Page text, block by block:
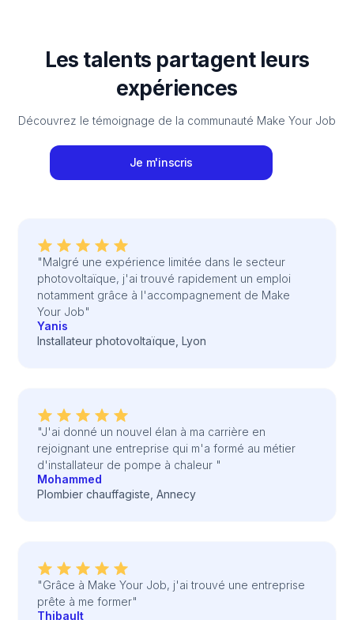
Les talents partagent leurs
expériences
Découvrez le témoignage de la communauté Make Your Job
Je m'inscris
"Malgré une expérience limitée dans le secteur
photovoltaïque, j'ai trouvé rapidement un emploi
notamment grâce à l'accompagnement de Make
Your Job"
Yanis
Installateur photovoltaïque, Lyon
"J'ai donné un nouvel élan à ma carrière en
rejoignant une entreprise qui m'a formé au métier
d'installateur de pompe à chaleur "
Mohammed
Plombier chauffagiste, Annecy
"Grâce à Make Your Job, j'ai trouvé une entreprise
prête à me former"
Thibault